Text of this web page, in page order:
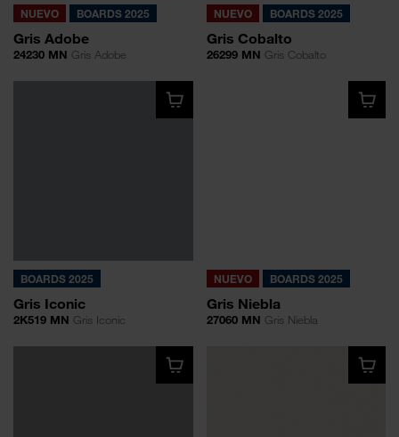
NUEVO BOARDS 2025
Gris Adobe
24230 MN Gris Adobe
NUEVO BOARDS 2025
Gris Cobalto
26299 MN Gris Cobalto
BOARDS 2025
Gris Iconic
2K519 MN Gris Iconic
NUEVO BOARDS 2025
Gris Niebla
27060 MN Gris Niebla